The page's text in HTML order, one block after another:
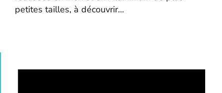
petites tailles, à découvrir…